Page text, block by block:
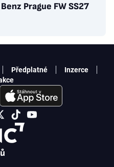
Prague FW SS27
Předplatné
Inzerce